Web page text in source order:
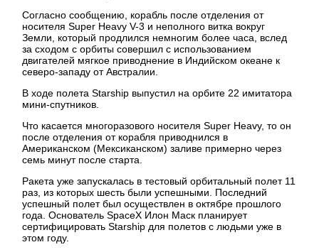
Согласно сообщению, корабль после отделения от
носителя Super Heavy V-3 и неполного витка вокруг
Земли, который продлился немногим более часа, вслед
за сходом с орбиты совершил с использованием
двигателей мягкое приводнение в Индийском океане к
северо-западу от Австралии.
В ходе полета Starship выпустил на орбите 22 имитатора
мини-спутников.
Что касается многоразового носителя Super Heavy, то он
после отделения от корабля приводнился в
Американском (Мексиканском) заливе примерно через
семь минут после старта.
Ракета уже запускалась в тестовый орбитальный полет 11
раз, из которых шесть были успешными. Последний
успешный полет был осуществлен в октябре прошлого
года. Основатель SpaceX Илон Маск планирует
сертифицировать Starship для полетов с людьми уже в
этом году.